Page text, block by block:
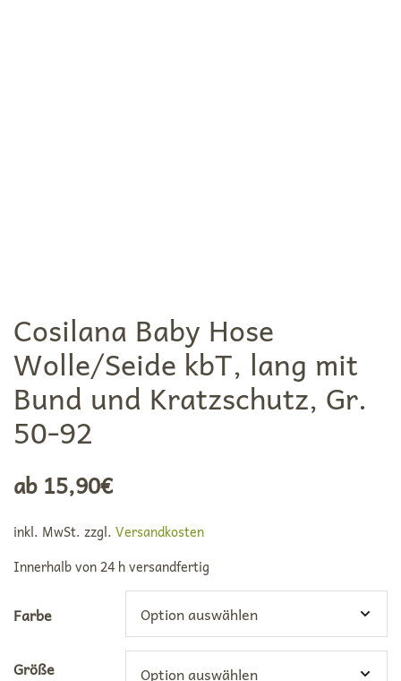
Cosilana Baby Hose
Wolle/Seide kbT, lang mit
Bund und Kratzschutz, Gr.
50-92
ab 15,90€
inkl. MwSt. zzgl. Versandkosten
Innerhalb von24 hversandfertig
Farbe
Größe